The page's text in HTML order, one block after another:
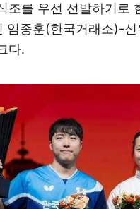
조를 우선 선발하기로
임종훈(한국거래소)-신
다.